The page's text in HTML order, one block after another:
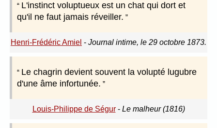
L'instinct voluptueux est un chat qui dort et
qu'il ne faut jamais réveiller.
Henri-Frédéric Amiel - Journal intime, le 29 octobre 1873.
Le chagrin devient souvent la volupté lugubre
d'une âme infortunée.
Louis-Philippe de Ségur- Le malheur (1816)